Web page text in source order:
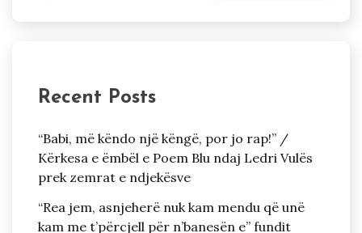
Recent Posts
“Babi, më këndo një këngë, por jo rap!” /
Kërkesa e ëmbël e Poem Blu ndaj Ledri Vulës
prek zemrat e ndjekësve
“Rea jem, asnjeherë nuk kam mendu që unë
kam me t’përcjell për n’banesën e” fundit